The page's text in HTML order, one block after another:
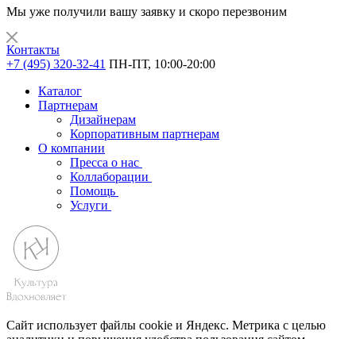
Мы уже получили вашу заявку и скоро перезвоним
Контакты
+7 (495) 320-32-41 ПН-ПТ, 10:00-20:00
Каталог
Партнерам
Дизайнерам
Корпоративным партнерам
О компании
Пресса о нас
Коллаборации
Помощь
Услуги
Сайт использует файлы cookie и Яндекс. Метрика с целью